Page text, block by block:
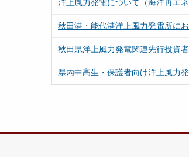
洋上風力発電について（海洋再エネ
秋田港・能代港洋上風力発電所に
秋田県洋上風力発電関連先行投資
県内中高生・保護者向け洋上風力